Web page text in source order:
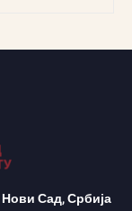
Сад, Србија